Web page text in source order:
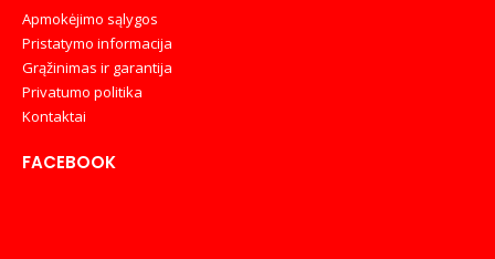
Apmokėjimo sąlygos
Pristatymo informacija
Grąžinimas ir garantija
Privatumo politika
Kontaktai
FACEBOOK